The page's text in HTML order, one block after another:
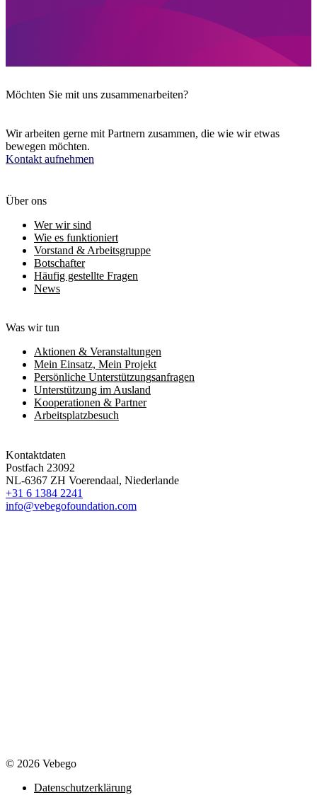
Möchten Sie mit uns zusammenarbeiten?
Wir arbeiten gerne mit Partnern zusammen, die wie wir etwas
bewegen möchten.
Kontakt aufnehmen
Über ons
Wer wir sind
Wie es funktioniert
Vorstand & Arbeitsgruppe
Botschafter
Häufig gestellte Fragen
News
Was wir tun
Aktionen & Veranstaltungen
Mein Einsatz, Mein Projekt
Persönliche Unterstützungsanfragen
Unterstützung im Ausland
Kooperationen & Partner
Arbeitsplatzbesuch
Kontaktdaten
Postfach 23092
NL-6367 ZH Voerendaal, Niederlande
+31 6 1384 2241
info@vebegofoundation.com
© 2026 Vebego
Datenschutzerklärung